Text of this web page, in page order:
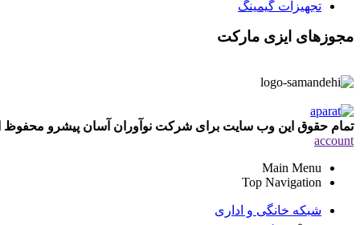
تجهیزات گیمینگ
مجوزهای ایزی مارکت
تمام حقوق این وب سایت برای شرکت نوآوران آسان پیشرو
account
Main Menu
Top Navigation
شبکه خانگی و اداری